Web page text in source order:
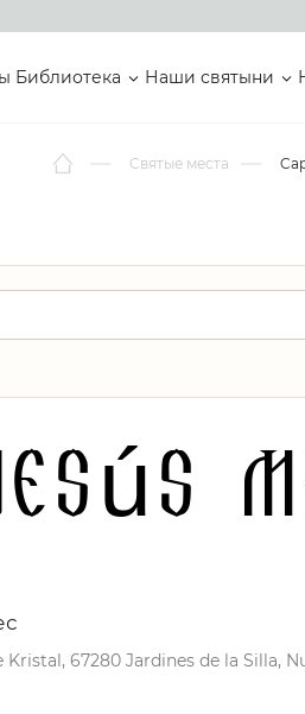
Библиотека Наши святыни
Святые места
Kristal, 67280 Jardines de la Silla,